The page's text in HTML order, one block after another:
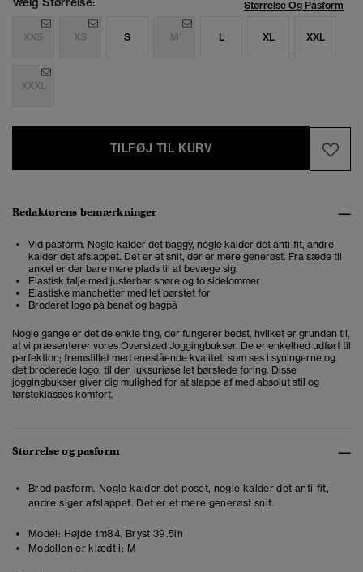
Størrelse Og Pasform
XXS XS S M L XL XXL
XXXL
TILFØJ TIL KURV
Redaktørens bemærkninger
Vid pasform. Nogle kalder det baggy, nogle kalder det anti-fit, andre
kalder det afslappet. Det er et snit, der er mere generøst. Fra sæde til
ankel er der bare mere plads til at bevæge sig.
Elastisk talje med justerbar snøre og to sidelommer
Elastiske manchetter med let børstet for
Broderet logo på benet og bagpå
Nogle gange er det de enkle ting, der fungerer bedst, hvilket er grunden til,
at vi præsenterer vores Oversized Joggingbukser. De er enkelhed udført til
perfektion; fremstillet med enestående kvalitet, som ses i syningerne og
det broderede logo, til den luksuriøse let børstede foring. Disse
joggingbukser giver dig mulighed for at slappe af med absolut stil og
førsteklasses komfort.
Størrelse og pasform
Bred pasform. Nogle kalder det poset, nogle kalder det anti-fit,
andre siger afslappet. Det er et mere generøst snit.
Model: Højde 1m84. Bryst 39.5in
Modellen er klædt i: M